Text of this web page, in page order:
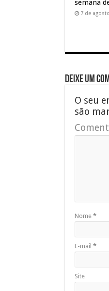
semana
7 de
Deixe um
O seu
são
Nome *
E-mail *
Site